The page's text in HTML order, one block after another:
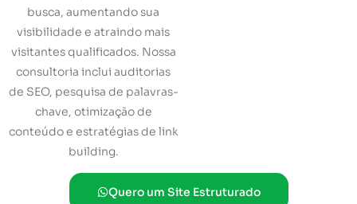
busca, aumentando sua
visibilidade e atraindo mais
visitantes qualificados. Nossa
consultoria inclui auditorias
de SEO, pesquisa de palavras-
chave, otimização de
conteúdo e estratégias de link
building.
Quero um Site Estruturado